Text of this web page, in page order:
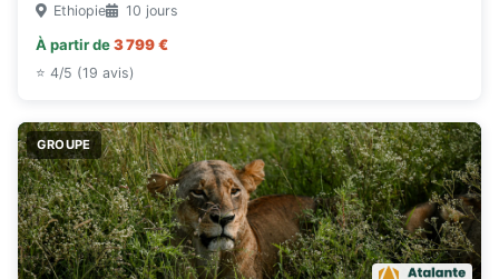
Ethiopie 10 jours
À partir de3 799 €
⭐ 4/5 (19 avis)
GROUPE